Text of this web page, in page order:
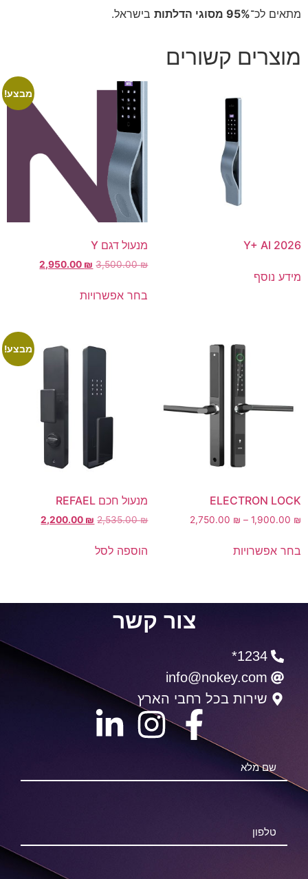
מתאים לכ־95% מסוגי הדלתות בישראל.
מוצרים קשורים
Y+ AI 2026
מידע נוסף
מבצע!
מנעול דגם Y
3,500.00₪
2,950.00 ₪
בחר אפשרויות
ELECTRON LOCK
1,900.00 ₪
–
2,750.00 ₪
בחר אפשרויות
מבצע!
מנעול חכם REFAEL
2,535.00₪
2,200.00 ₪
הוספה לסל
צור קשר
1234*
info@nokey.com
שירות בכל רחבי הארץ